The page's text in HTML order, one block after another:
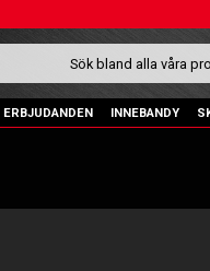
ERBJUDANDEN INNEBANDY